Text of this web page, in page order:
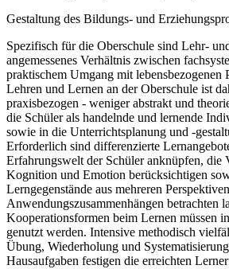
Gestaltung des Bildungs- und
Spezifisch für die Oberschule sind Lehr-
angemessenes Verhältnis zwischen
praktischem Umgang mit lebensbezogenen
Lehren und Lernen an der Oberschule ist
praxisbezogen - weniger abstrakt und
die Schüler als handelnde und lernende
sowie in die Unterrichtsplanung und -
Erforderlich sind differenzierte
Erfahrungswelt der Schüler anknüpfen, die
Kognition und Emotion berücksichtigen
Lerngegenstände aus mehreren
Anwendungszusammenhängen betrachten
Kooperationsformen beim Lernen müssen
genutzt werden. Intensive methodisch
Übung, Wiederholung und
Hausaufgaben festigen die erreichten